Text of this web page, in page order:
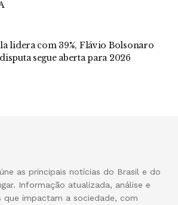
lidera com 39%, Flávio Bolsonaro
segue aberta para 2026
as principais notícias do Brasil e do
Informação atualizada, análise e
impactam a sociedade, com